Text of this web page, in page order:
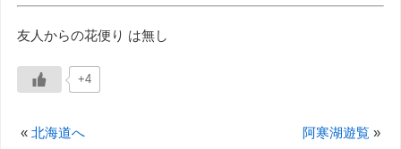
友人からの花便り は無し
+4
« 北海道へ 阿寒湖遊覧 »